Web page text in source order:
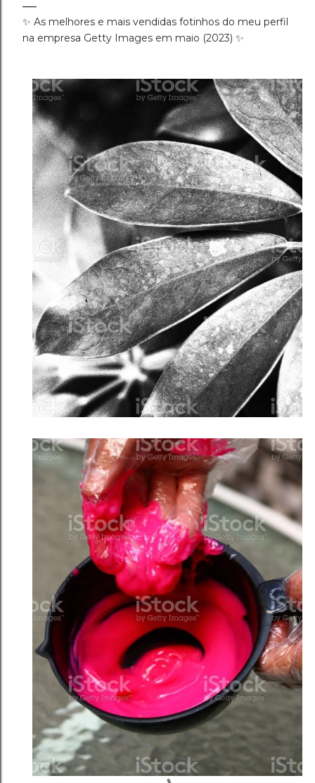
✨ As melhores e mais vendidas fotinhos do meu perfil
na empresa Getty Images em maio (2023) ✨